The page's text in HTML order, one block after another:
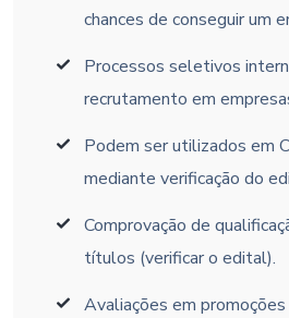
chances de conseguir um
Processos seletivos
recrutamento em
Podem ser utilizados em
mediante verificação do
Comprovação de
títulos (verificar o edital).
Avaliações em